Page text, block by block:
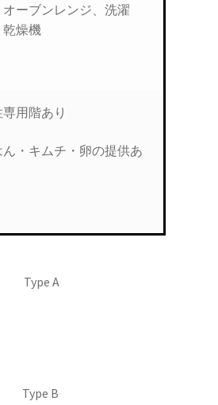
オーブンレンジ、洗濯
乾燥機
用階あり
ん・キムチ・卵の提供あ
Type A
Type B